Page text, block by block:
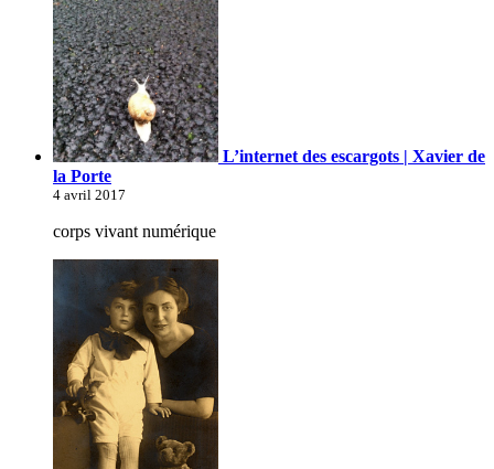
L’internet des escargots | Xavier de
la Porte
4 avril 2017
corps vivant numérique